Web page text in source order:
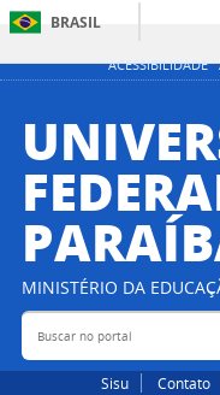
ACESSIBILIDADE
BRASIL
MINISTÉRIO DA
Buscar no portal
Sisu Contato